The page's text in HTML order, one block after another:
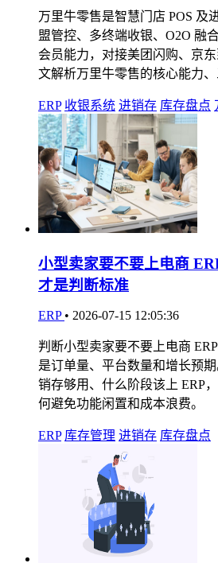
万里牛零售是智慧门店 POS 及
盟管控、多终端收银、O2O 融
会员能力，对接美团闪购、京
文解析万里牛零售的核心能力
ERP 收银系统 进销存 库存盘点
小型卖家要不要上电商
才是判断标准
ERP • 2026-07-15 12:05:36
判断小型卖家要不要上电商
是订单量、平台数量和增长预
销存够用、什么阶段该上 ERP
何避免功能闲置和成本浪费。
ERP 库存管理 进销存 库存盘点